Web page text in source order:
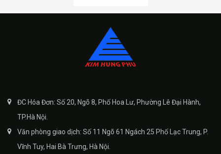
ĐC Hóa Đơn: Số 20, Ngõ 8, Phố Hoa Lư, Phường Lê Đại Hành,
TP.Hà Nội.
Văn phòng giao dịch: Số 11 Ngõ 61 Ngách 25 Phố Lạc Trung, P.
Vĩnh Tuy, Hai Bà Trưng, Hà Nội.